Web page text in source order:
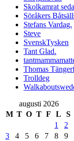
Skolkamrat
Söråkers
Stefans Vardag.
Steve
SvenskTysken
Tant Glad.
Thomas
Trolldeg
augusti 2026
M T O T F L
S
1
2
3
4 5 6 7 8
9